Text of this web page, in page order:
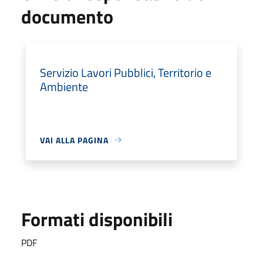
documento
Servizio Lavori Pubblici, Territorio e
Ambiente
VAI ALLA PAGINA
Formati disponibili
PDF